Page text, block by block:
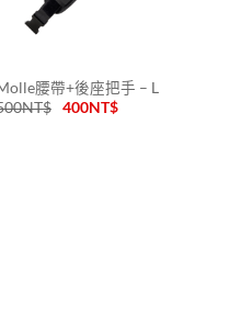
腰帶+後座把手 – L
NT$ 400NT$